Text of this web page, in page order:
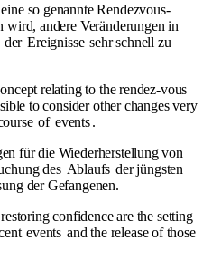
so genannte Rendezvous-
wird, andere Veränderungen in
der Ereignisse sehr schnell zu
relating to the rendez-vous
to consider other changes very
of events.
für die Wiederherstellung von
des Ablaufs der jüngsten
der Gefangenen.
confidence are the setting
events and the release of those